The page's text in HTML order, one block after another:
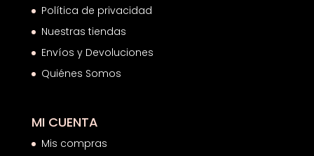
Política de privacidad
Nuestras tiendas
Envíos y Devoluciones
Quiénes Somos
MI CUENTA
Mis compras